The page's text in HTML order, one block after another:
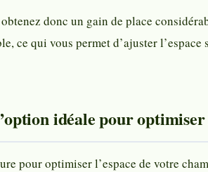
donc un gain de place
ce qui vous permet d’ajuster
idéale pour optimiser
pour optimiser l’espace de votre